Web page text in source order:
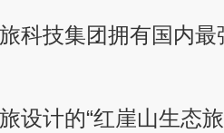
科技集团拥有国内
设计的“红崖山生态